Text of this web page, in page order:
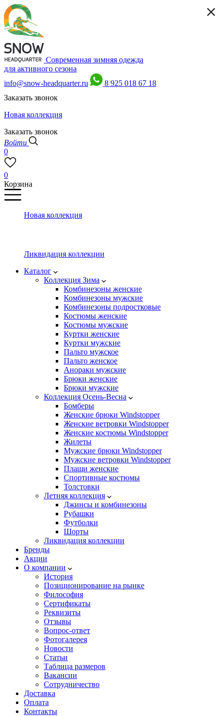
Современная зимняя одежда
для активного сезона
info@snow-headquarter.ru
8 925 018 67 18
Заказать звонок
Новая коллекция
Заказать звонок
Войти
0
0
Корзина
Новая коллекция
Ликвидация коллекции
Каталог
Коллекция Зима
Комбинезоны женские
Комбинезоны мужские
Комбинезоны подростковые
Костюмы женские
Костюмы мужские
Куртки женские
Куртки мужские
Пальто мужское
Пальто женское
Анораки мужские
Брюки женские
Брюки мужские
Коллекция Осень-Весна
Бомберы
Женские брюки Windstopper
Женские ветровки Windstopper
Женские костюмы Windstopper
Жилеты
Мужские брюки Windstopper
Мужские ветровки Windstopper
Плащи женские
Спортивные костюмы
Толстовки
Летняя коллекция
Джинсы и комбинезоны
Рубашки
Футболки
Шорты
Ликвидация коллекции
Бренды
Акции
О компании
История
Позиционирование на рынке
Философия
Сертификаты
Реквизиты
Отзывы
Вопрос-ответ
Фотогалерея
Новости
Статьи
Таблица размеров
Вакансии
Сотрудничество
Доставка
Оплата
Контакты